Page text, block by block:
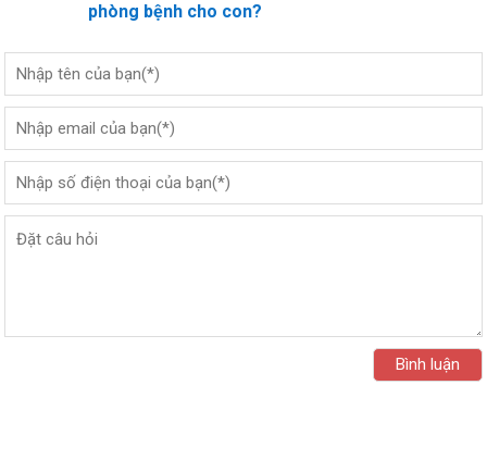
phòng bệnh cho con?